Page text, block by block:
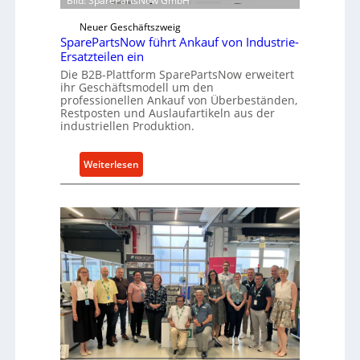
r
e
k
t
e
A
n
t
e
e
w
i
c
k
e
l
t
X
-
l
a
t
f
o
m
w
Neuer Geschäftszweig
SparePartsNow führt Ankauf von Industrie-
Ersatzteilen ein
Die B2B-Plattform SparePartsNow erweitert
ihr Geschäftsmodell um den
professionellen Ankauf von Überbeständen,
Restposten und Auslaufartikeln aus der
industriellen Produktion.
Weiterlesen
S
a
r
P
a
r
s
N